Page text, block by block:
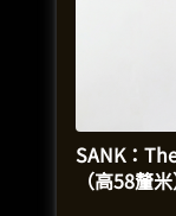
SANK：
（高58釐米